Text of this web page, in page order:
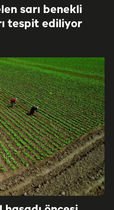
sarı benekli
tespit ediliyor